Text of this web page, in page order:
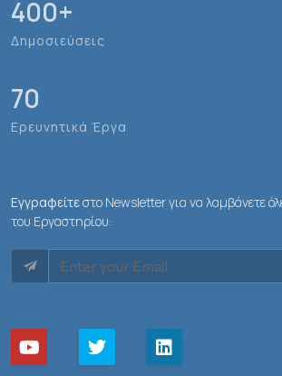
400+
Δημοσιεύσεις
70
Ερευνητικά Έργα
Εγγραφείτεστο Newsletter για να λαμβάνετε
του Εργαστηρίου: